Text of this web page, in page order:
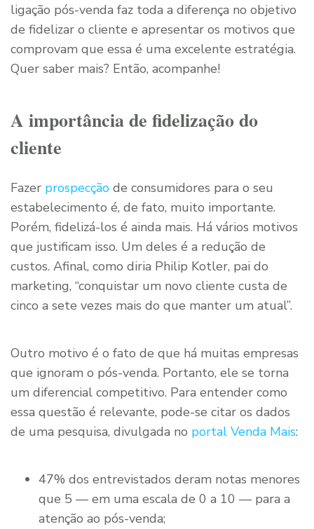
ligação pós-venda faz toda a diferença no objetivo
de fidelizar o cliente e apresentar os motivos que
comprovam que essa é uma excelente estratégia.
Quer saber mais? Então, acompanhe!
A importância de fidelização do
cliente
Fazer prospecção de consumidores para o seu
estabelecimento é, de fato, muito importante.
Porém, fidelizá-los é ainda mais. Há vários motivos
que justificam isso. Um deles é a redução de
custos. Afinal, como diria Philip Kotler, pai do
marketing, “conquistar um novo cliente custa de
cinco a sete vezes mais do que manter um atual”.
Outro motivo é o fato de que há muitas empresas
que ignoram o pós-venda. Portanto, ele se torna
um diferencial competitivo. Para entender como
essa questão é relevante, pode-se citar os dados
de uma pesquisa, divulgada no portal Venda Mais:
47% dos entrevistados deram notas menores
que 5 — em uma escala de 0 a 10 — para a
atenção ao pós-venda;